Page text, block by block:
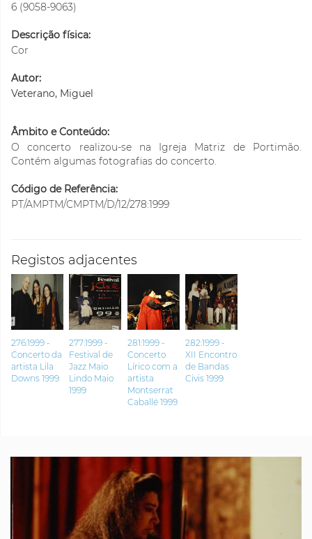
6 (9058-9063)
Descrição física:
Cor
Autor:
Veterano, Miguel
Âmbito e Conteúdo:
O concerto realizou-se na Igreja Matriz de Portimão.
Contém algumas fotografias do concerto.
Código de Referência:
PT/AMPTM/CMPTM/D/12/278:1999
Registos adjacentes
276:1999 -
Concerto da
artista Lila
Downs 1999
277:1999 -
Festival de
Jazz Maio
Lindo Maio
1999
281:1999 -
Concerto
Lírico com a
artista
Montserrat
Caballé 1999
282:1999 -
XII Encontro
de Bandas
Civis 1999